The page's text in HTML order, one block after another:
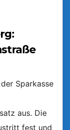
Sparkasse
aus. Die
fest und